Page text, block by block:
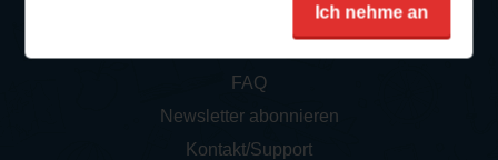
Ich nehme an
FAQ
Newsletter abonnieren
Kontakt/Support